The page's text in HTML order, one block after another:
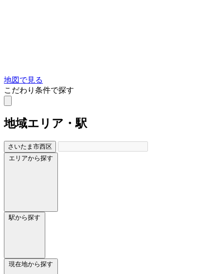
地図で見る
こだわり条件で探す
地域エリア・駅
さいたま市西区
エリアから探す
駅から探す
現在地から探す